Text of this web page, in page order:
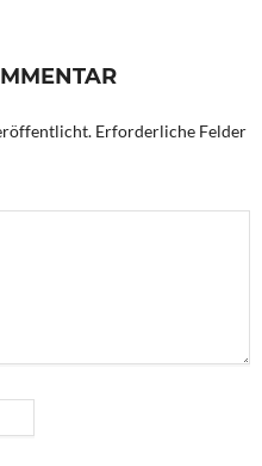
Erforderliche Felder